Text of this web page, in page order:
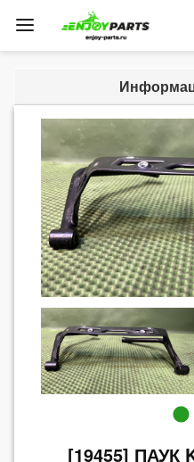
Toggle
navigation
[19455] ПАУК